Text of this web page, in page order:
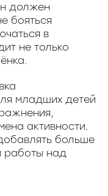
должен
бояться
в
не только
младших детей
активности.
больше
работы над